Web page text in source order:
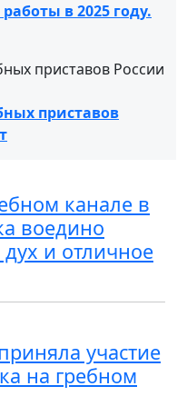
в 2025 году.
приставов
канале в
воедино
и отличное
участие
на гребном